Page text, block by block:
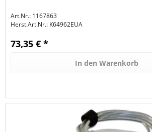
Art.Nr.: 1167863
Herst.Art.Nr.: K64962EUA
73,35 € *
In den Warenkorb